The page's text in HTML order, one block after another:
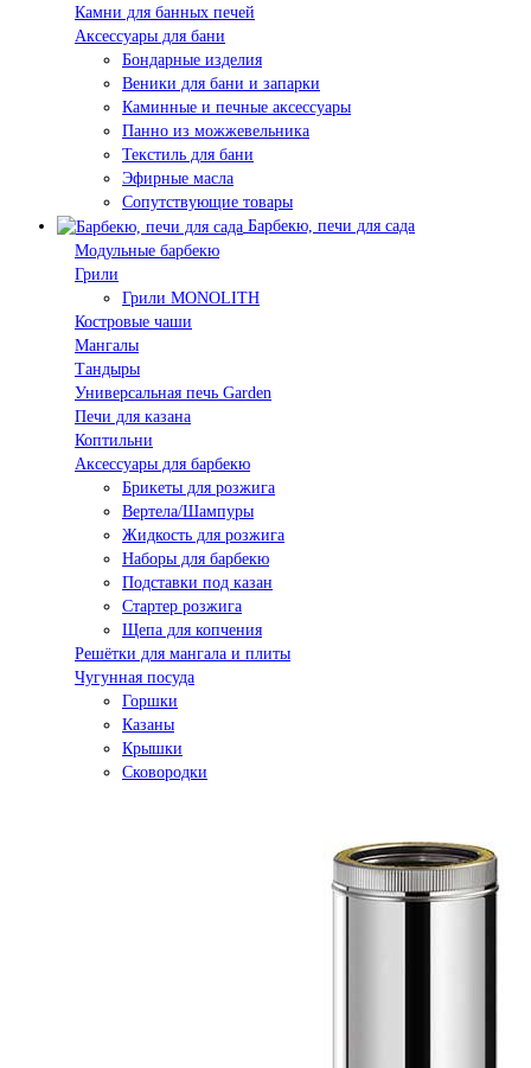
Камни для банных печей
Аксессуары для бани
Бондарные изделия
Веники для бани и запарки
Каминные и печные аксессуары
Панно из можжевельника
Текстиль для бани
Эфирные масла
Сопутствующие товары
Барбекю, печи для сада
Модульные барбекю
Грили
Грили MONOLITH
Костровые чаши
Мангалы
Тандыры
Универсальная печь Garden
Печи для казана
Коптильни
Аксессуары для барбекю
Брикеты для розжига
Вертела/Шампуры
Жидкость для розжига
Наборы для барбекю
Подставки под казан
Стартер розжига
Щепа для копчения
Решётки для мангала и плиты
Чугунная посуда
Горшки
Казаны
Крышки
Сковородки